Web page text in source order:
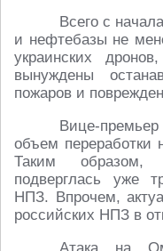
Всего с
и нефтебазы не
украинских
вынуждены
пожаров и
Вице-премьер
объем переработки
Таким образом,
подверглась уже
НПЗ. Впрочем,
российских НПЗ в